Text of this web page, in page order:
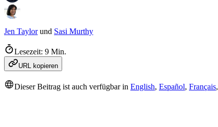
Jen Taylorund Sasi Murthy
Lesezeit: 9 Min.
URL kopieren
Dieser Beitrag ist auch verfügbar in English, Español, Français,